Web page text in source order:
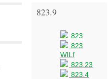
823.9
823
823
WILf
823.23
823.4